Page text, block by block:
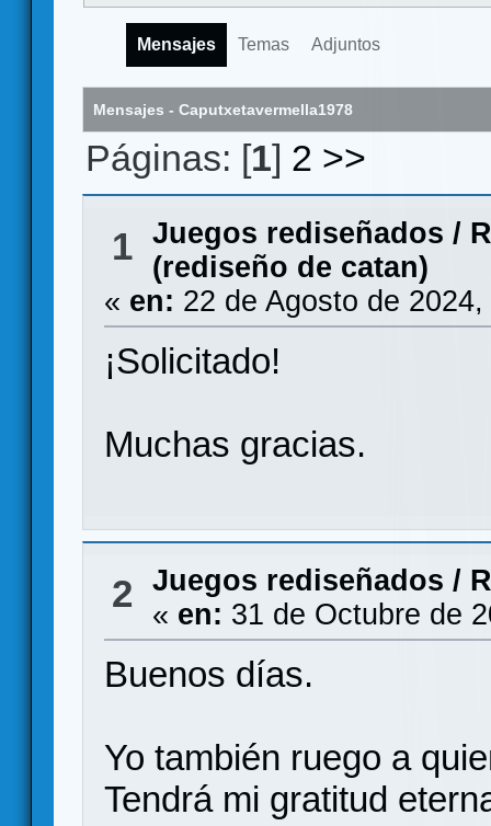
Mensajes Temas Adjuntos
Mensajes - Caputxetavermella1978
Páginas: [1] 2 >>
1 Juegos rediseñados /
(rediseño de catan)
« en: 22 de Agosto de
¡Solicitado!
Muchas gracias.
2 Juegos rediseñados /
« en: 31 de Octubre de
Buenos días.
Yo también ruego a
Tendrá mi gratitud